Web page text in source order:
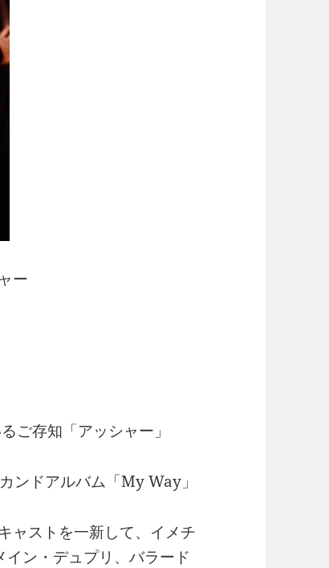
ー
ご存知「アッシャー」
ンドアルバム「My Way」
ャストを一新して、イメチ
ン・デュプリ、バラード